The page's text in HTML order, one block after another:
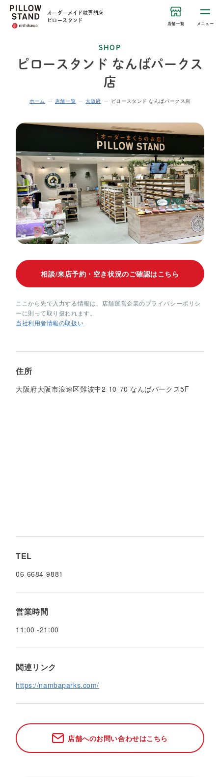
オーダーメイド枕専門店
ピロースタンド
店舗一覧 メニュー
SHOP
ピロースタンド なんばパークス
店
ホーム 店舗一覧 大阪府 ピロースタンド なんばパークス店
相談/来店予約・空き状況のご確認はこちら
ここから先で入力する情報は、店舗運営企業のプライバシーポリシ
ーに則って取り扱われます。
当社利用者情報の取扱い
住所
大阪府大阪市浪速区難波中2-10-70 なんばパークス5F
TEL
06-6684-9881
営業時間
11:00 -21:00
関連リンク
https://nambaparks.com/
店舗へのお問い合わせはこちら